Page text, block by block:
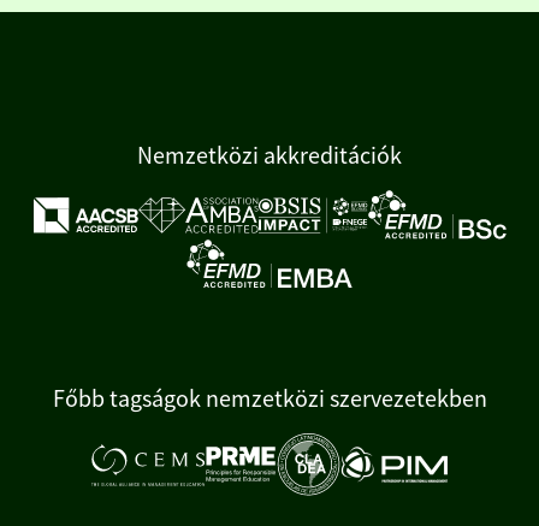
Nemzetközi akkreditációk
Főbb tagságok nemzetközi szervezetekben